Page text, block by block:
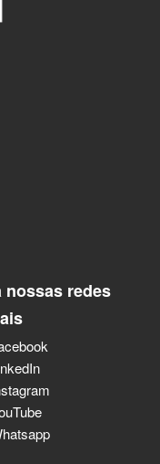
nossas redes